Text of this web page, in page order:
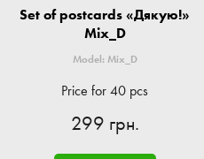
Set of postcards «Дякую!»
Mix_D
Model: Mix_D
Price for 40 pcs
299 грн.